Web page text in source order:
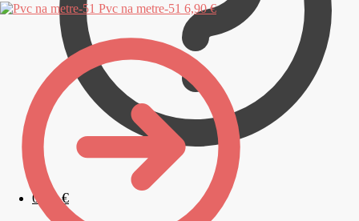
0,00€
Pvc na metre-51 6,90 €